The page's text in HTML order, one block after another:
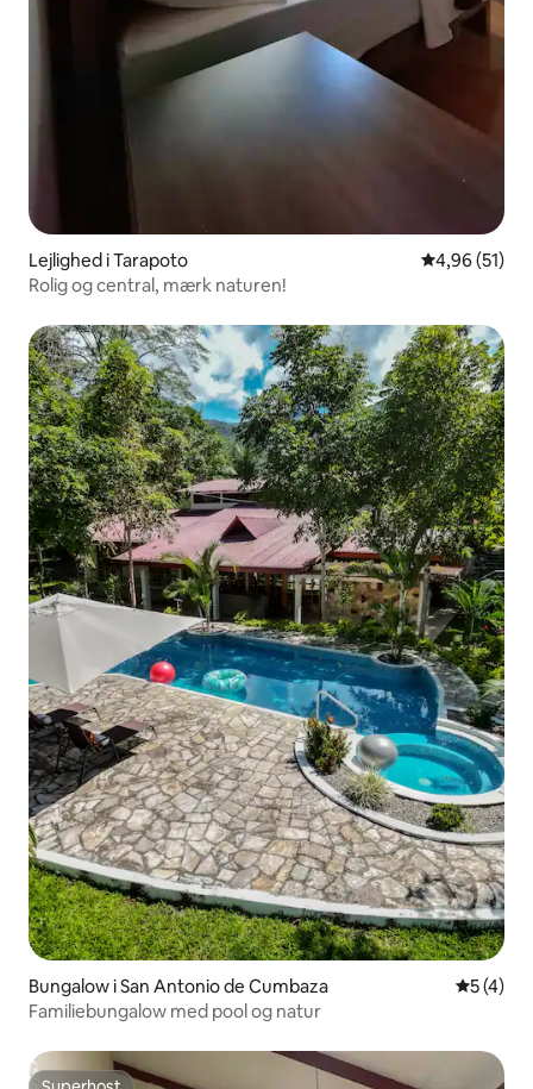
Lejlighed i Tarapoto 4,96 ud af 5
4,96 (51)
Rolig og central, mærk naturen!
Bungalow i San Antonio de Cumbaza 5 ud af 5
5 (4)
Familiebungalow med pool og natur